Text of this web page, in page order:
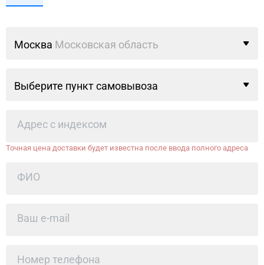
Москва Московская область
Выберите пункт самовывоза
Точная цена доставки будет известна после ввода полного адреса